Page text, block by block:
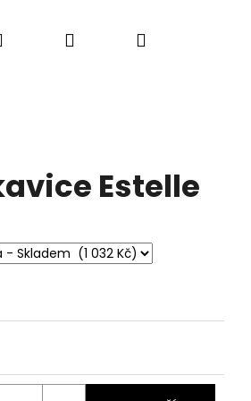
Údržba oblečení
Hledat PřihlášeníNákupní
Estelle